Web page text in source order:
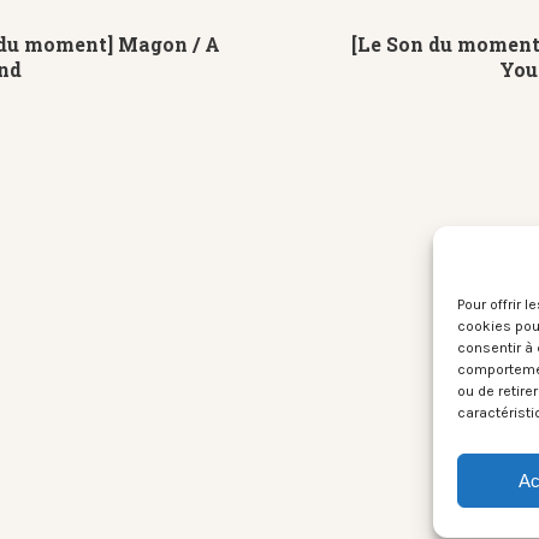
Pour offrir
cookies
consentir à
ou de
[Le Son du
moment] Magon / A